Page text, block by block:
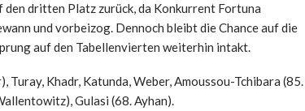
dritten Platz zurück, da Konkurrent Fortuna
und vorbeizog. Dennoch bleibt die Chance auf die
auf den Tabellenvierten weiterhin intakt.
Turay, Khadr, Katunda, Weber, Amoussou-Tchibara (85.
Gulasi (68. Ayhan).